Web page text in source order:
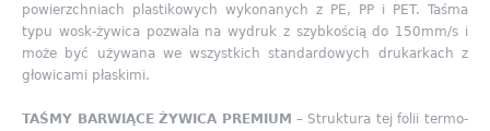
powierzchniach plastikowych wykonanych z PE, PP i PET. Taśma
typu wosk-żywica pozwala na wydruk z szybkością do 150mm/s i
może być używana we wszystkich standardowych drukarkach z
głowicami płaskimi.
TAŚMY BARWIĄCE ŻYWICA PREMIUM – Struktura tej folii termo-